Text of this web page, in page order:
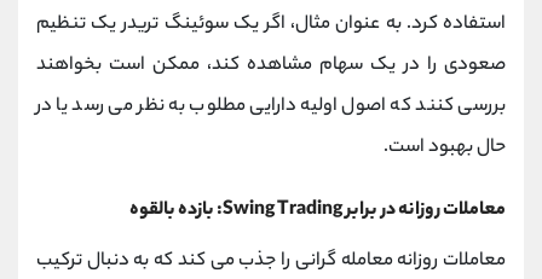
استفاده کرد. به عنوان مثال، اگر یک سوئینگ تریدر یک تنظیم
صعودی را در یک سهام مشاهده کند، ممکن است بخواهند
بررسی کنند که اصول اولیه دارایی مطلوب به نظر می رسد یا در
حال بهبود است.
معاملات روزانه در برابر Swing Trading: بازده بالقوه
معاملات روزانه معامله گرانی را جذب می کند که به دنبال ترکیب